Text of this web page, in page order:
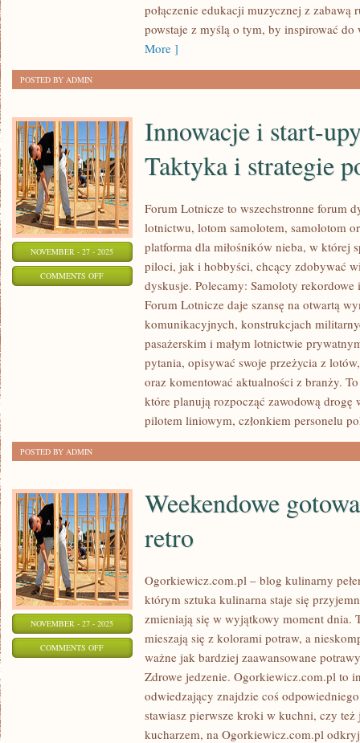
połączenie edukacji muzycznej z zabawą
powstaje z myślą o tym, by inspirować do
More ]
POSTED BY ADMIN
NOVEMBER - 27 - 2025
COMMENTS OFFON
Innowacje i start-
Taktyka i strategie
Forum Lotnicze to wszechstronne forum
lotnictwu, lotom samolotem, samolotom
platforma dla miłośników nieba, w której
piloci, jak i hobbyści, chcący zdobywać
dyskusje. Polecamy: Samoloty rekordowe
Forum Lotnicze daje szansę na otwartą
komunikacyjnych, konstrukcjach
pasażerskim i małym lotnictwie
pytania, opisywać swoje przeżycia z
oraz komentować aktualności z branży.
które planują rozpocząć zawodową drogę
pilotem liniowym, członkiem personelu
POSTED BY ADMIN
NOVEMBER - 27 - 2025
COMMENTS OFFON
Weekendowe
retro
Ogorkiewicz.com.pl – blog kulinarny
którym sztuka kulinarna staje się
zmieniają się w wyjątkowy moment dnia.
mieszają się z kolorami potraw, a
ważne jak bardziej zaawansowane
Zdrowe jedzenie. Ogorkiewicz.com.pl to
odwiedzający znajdzie coś
stawiasz pierwsze kroki w kuchni, czy też
kucharzem, na Ogorkiewicz.com.pl